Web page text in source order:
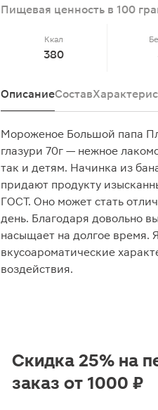
Пищевая ценность в 100
Ккал
380
ОписаниеСостав
Мороженое Большой папа
глазури 70г — нежное
так и детям. Начинка из
придают продукту
ГОСТ. Оно может стать
день. Благодаря довольно
насыщает на долгое время.
вкусоароматические
воздействия.
Скидка 25% на
заказ от 1000 ₽